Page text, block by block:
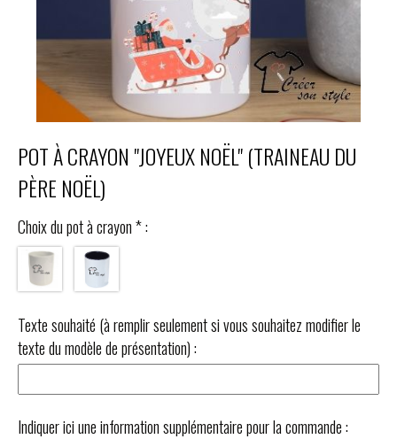
POT À CRAYON "JOYEUX NOËL" (TRAINEAU DU
PÈRE NOËL)
Choix du pot à crayon*:
Texte souhaité (à remplir seulement si vous souhaitez modifier le
texte du modèle de présentation) :
Indiquer ici une information supplémentaire pour la commande :